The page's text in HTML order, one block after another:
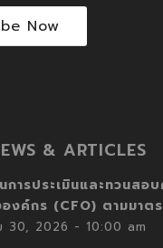
Now
& ARTICLES
การประเมินและทวนสอ
งค์กร (CFO) ตามมาต
30, 2026 - 10:00 am